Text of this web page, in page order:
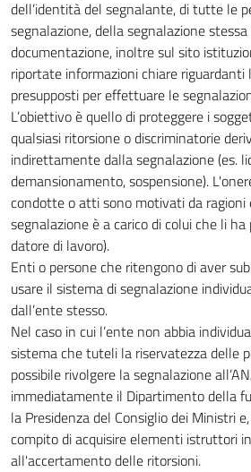
dell’identità del segnalante, di tutte le
segnalazione, della segnalazione
documentazione, inoltre sul sito
riportate informazioni chiare riguardanti
presupposti per effettuare le
L’obiettivo è quello di proteggere i
qualsiasi ritorsione o discriminatorie
indirettamente dalla segnalazione (es.
demansionamento, sospensione).
condotte o atti sono motivati da ragioni
segnalazione è a carico di colui che li ha
datore di lavoro).
Enti o persone che ritengono di aver
usare il sistema di segnalazione
dall’ente stesso.
Nel caso in cui l’ente non abbia
sistema che tuteli la riservatezza delle
possibile rivolgere la segnalazione
immediatamente il Dipartimento della
la Presidenza del Consiglio dei Ministri
compito di acquisire elementi istruttori
all'accertamento delle ritorsioni.